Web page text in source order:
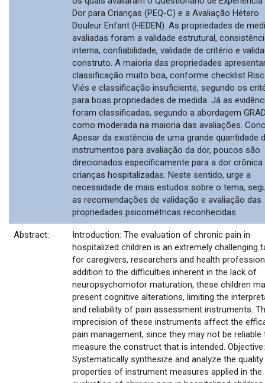
Dor para Crianças (PEQ-C) e a Avaliação Hétero
Douleur Enfant (HEDEN). As propriedades de
avaliadas foram a validade estrutural,
interna, confiabilidade, validade de critério e
construto. A maioria das propriedades
classificação muito boa, conforme checklist
Viés e classificação insuficiente, segundo os
para boas propriedades de medida. Já as
foram classificadas, segundo a abordagem
como moderada na maioria das avaliações.
Apesar da existência de uma grande quantidade
instrumentos para avaliação da dor, poucos são
direcionados especificamente para a dor crônica
crianças hospitalizadas. Neste sentido, urge a
necessidade de mais estudos sobre o tema,
as recomendações de validação e avaliação das
propriedades psicométricas reconhecidas.
Abstract:
Introduction: The evaluation of chronic pain in
hospitalized children is an extremely challenging
for caregivers, researchers and health
addition to the difficulties inherent in the lack of
neuropsychomotor maturation, these children
present cognitive alterations, limiting the
and reliability of pain assessment instruments.
imprecision of these instruments affect the
pain management, since they may not be reliable
measure the construct that is intended. Objective:
Systematically synthesize and analyze the
properties of instrument measures applied in the